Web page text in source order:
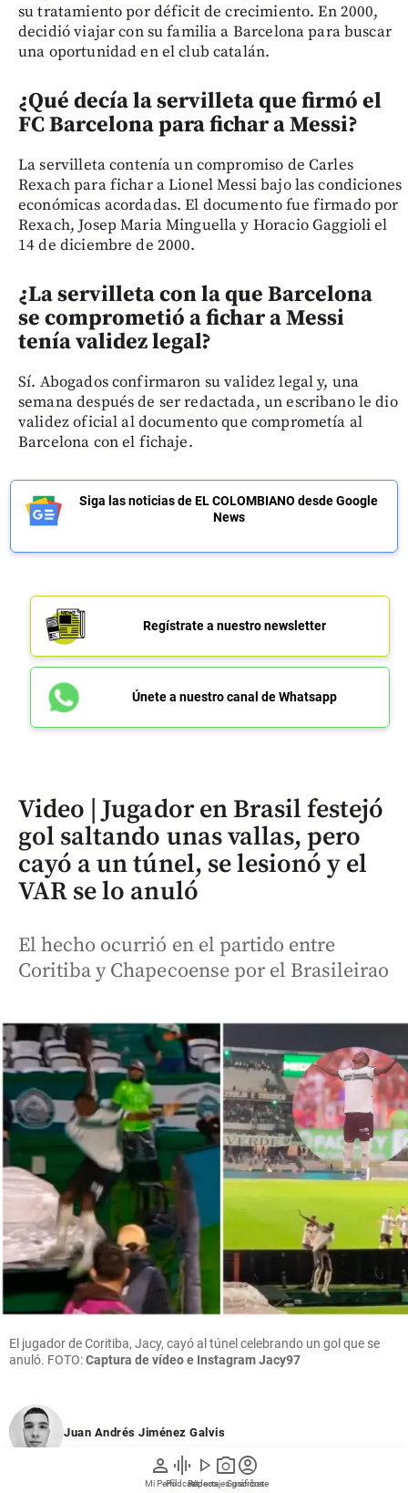
person
Mi Perfil
graphic_eq
Pódcast
play_arrow
Videos
photo_camera
Reportajes gráficos
account_circle
Suscríbete
su tratamiento por déficit de crecimiento. En 2000,
decidió viajar con su familia a Barcelona para buscar
una oportunidad en el club catalán.
¿Qué decía la servilleta que firmó el
FC Barcelona para fichar a Messi?
La servilleta contenía un compromiso de Carles
Rexach para fichar a Lionel Messi bajo las condiciones
económicas acordadas. El documento fue firmado por
Rexach, Josep Maria Minguella y Horacio Gaggioli el
14 de diciembre de 2000.
¿La servilleta con la que Barcelona
se comprometió a fichar a Messi
tenía validez legal?
Sí. Abogados confirmaron su validez legal y, una
semana después de ser redactada, un escribano le dio
validez oficial al documento que comprometía al
Barcelona con el fichaje.
Siga las noticias de EL COLOMBIANO desde Google
News
Regístrate a nuestro newsletter
Únete a nuestro canal de Whatsapp
Video | Jugador en Brasil festejó
gol saltando unas vallas, pero
cayó a un túnel, se lesionó y el
VAR se lo anuló
El hecho ocurrió en el partido entre
Coritiba y Chapecoense por el Brasileirao
El jugador de Coritiba, Jacy, cayó al túnel celebrando un gol que se
anuló. FOTO:Captura de vídeo e Instagram Jacy97
Juan Andrés Jiménez Galvis